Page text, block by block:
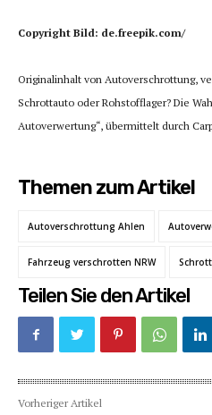
Copyright Bild: de.freepik.com/
Originalinhalt von Autoverschrottung,
Schrottauto oder Rohstofflager? Die
Autoverwertung“, übermittelt durch
Themen zum Artikel
Autoverschrottung Ahlen
Fahrzeug verschrotten NRW
Teilen Sie den Artikel
Vorheriger Artikel